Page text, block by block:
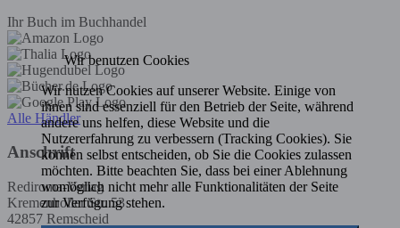
Ihr Buch im Buchhandel
Alle Händler
Anschrift
Rediroma-Verlag
Kremenholler Str. 53
42857 Remscheid
Wir benutzen Cookies
Wir nutzen Cookies auf unserer Website. Einige von
ihnen sind essenziell für den Betrieb der Seite, während
andere uns helfen, diese Website und die
Nutzererfahrung zu verbessern (Tracking Cookies). Sie
können selbst entscheiden, ob Sie die Cookies zulassen
möchten. Bitte beachten Sie, dass bei einer Ablehnung
womöglich nicht mehr alle Funktionalitäten der Seite
zur Verfügung stehen.